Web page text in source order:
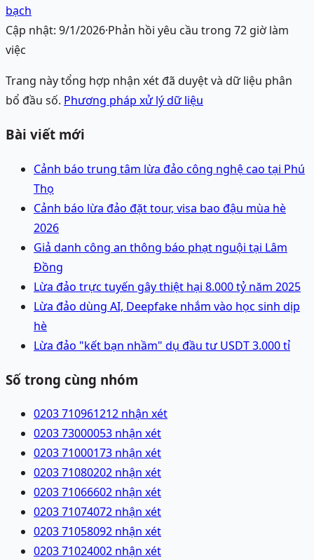
bạch
Cập nhật: 9/1/2026·Phản hồi yêu cầu trong 72 giờ làm
việc
Trang này tổng hợp nhận xét đã duyệt và dữ liệu phân
bổ đầu số. Phương pháp xử lý dữ liệu
Bài viết mới
Cảnh báo trung tâm lừa đảo công nghệ cao tại Phú
Thọ
Cảnh báo lừa đảo đặt tour, visa bao đậu mùa hè
2026
Giả danh công an thông báo phạt nguội tại Lâm
Đồng
Lừa đảo trực tuyến gây thiệt hại 8.000 tỷ năm 2025
Lừa đảo dùng AI, Deepfake nhắm vào học sinh dịp
hè
Lừa đảo "kết bạn nhầm" dụ đầu tư USDT 3.000 tỉ
Số trong cùng nhóm
0203 710961212 nhận xét
0203 73000053 nhận xét
0203 71000173 nhận xét
0203 71080202 nhận xét
0203 71066602 nhận xét
0203 71074072 nhận xét
0203 71058092 nhận xét
0203 71024002 nhận xét